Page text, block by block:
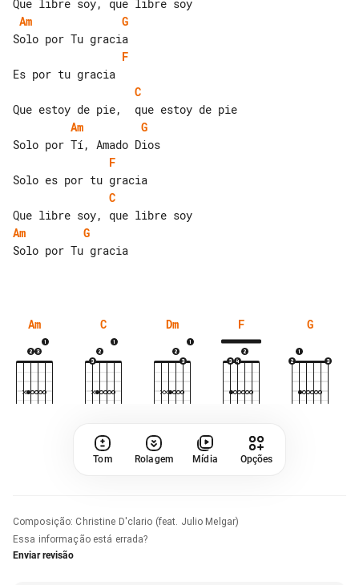
Am
G
F
C
Am
G
F
C
Am
G
Solo por Tu gracia
Am C Dm F G
Tom Rolagem Mídia Opções
Composição: Christine D'clario (feat. Julio Melgar)
Essa informação está errada?
Enviar revisão